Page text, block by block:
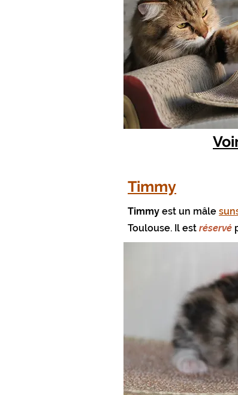
Timmy
Timmy est un mâle
Toulouse. Il est réservé